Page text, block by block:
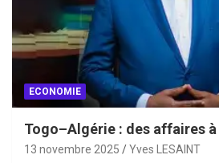
ECONOMIE
Togo–Algérie : des affaires
13 novembre 2025 Yves LESAINT